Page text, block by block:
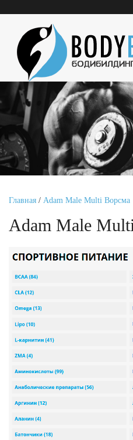
Главная / Adam Male Multi Ворсма
Adam Male